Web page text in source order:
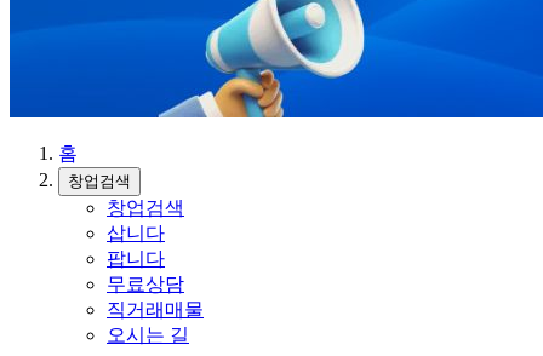
홈
창업검색
창업검색
삽니다
팝니다
무료상담
직거래매물
오시는 길